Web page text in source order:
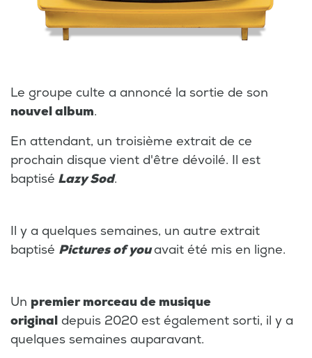
Le groupe culte a annoncé la sortie de son
nouvel album.
En attendant, un troisième extrait de ce
prochain disque vient d'être dévoilé. Il est
baptisé Lazy Sod.
Il y a quelques semaines, un autre extrait
baptisé Pictures of youavait été mis en ligne.
Un premier morceau de musique
original depuis 2020 est également sorti, il y a
quelques semaines auparavant.